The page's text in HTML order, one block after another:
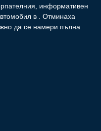
информативен
в
. Отминаха
да се намери пълна